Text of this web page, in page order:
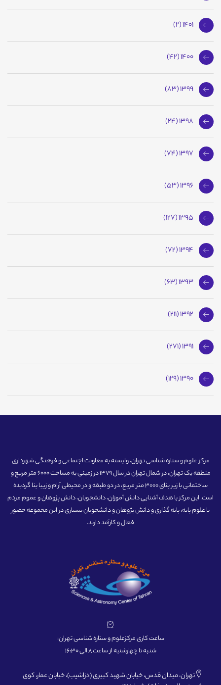
1401 (2)
1400 (42)
1399 (83)
1398 (24)
1397 (74)
1396 (53)
1395 (127)
1394 (72)
1393 (63)
1392 (211)
1391 (271)
1390 (129)
مرکز علوم و ستاره شناسی تهران، وابسته به معاونت اجتماعی و فرهنگی شهرداری
منطقه یک تهران، در شمال تهران در سال 1379 در زمینی به مساحت 6000 متر مربع و
ساختمانی با زیر بنای 3000 متر مربع، در دو طبقه و در محیطی آرام و زیبا بنا گردیده
است. این مرکز با هدف آشنایی دانش آموزان، دانشجویان، دانش پژوهان و عموم مردم
با علوم پایه، پایه گذاری و دانش پژوهان و دانشجویان بسیاری در این مجموعه حضور
فعال و کارآمد دارند.
ساعت کاری مرکزعلوم و ستاره شناسی تهران:
شنبه تا چهارشنبه از ساعت 8 الی 16:30
تهران، میدان قدس، خیابان شهید کبیری (دزاشیب)، خیابان عمار، کوی